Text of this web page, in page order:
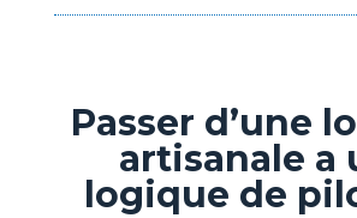
Passer d’une
artisanale a
logique de